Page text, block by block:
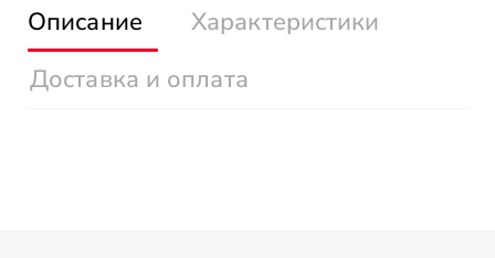
Описание
Характеристики
Доставка и оплата